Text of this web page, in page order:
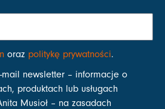
oraz politykę prywatności.
mail newsletter – informacje o
produktach lub usługach
Musioł – na zasadach